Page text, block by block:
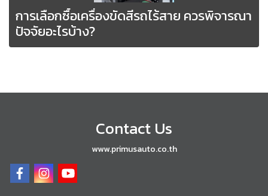
การเลือกซื้อเครื่องขัดสีรถไร้สาย ควรพิจารณา
ปัจจัยอะไรบ้าง?
Contact Us
www.primusauto.co.th